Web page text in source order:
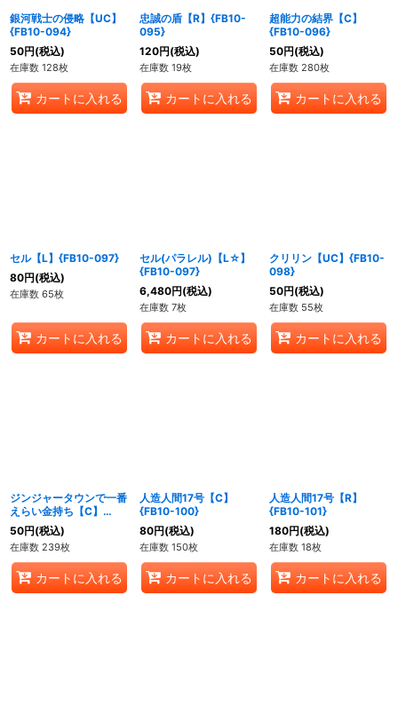
銀河戦士の侵略【UC】
{FB10-094}
50円(税込)
在庫数 128枚
カートに入れる
忠誠の盾【R】{FB10-
095}
120円(税込)
在庫数 19枚
カートに入れる
超能力の結界【C】
{FB10-096}
50円(税込)
在庫数 280枚
カートに入れる
セル【L】{FB10-097}
80円(税込)
在庫数 65枚
カートに入れる
セル(パラレル)【L☆】
{FB10-097}
6,480円(税込)
在庫数 7枚
カートに入れる
クリリン【UC】{FB10-
098}
50円(税込)
在庫数 55枚
カートに入れる
ジンジャータウンで一番
えらい金持ち【C】
{FB10-099}
50円(税込)
在庫数 239枚
カートに入れる
人造人間17号【C】
{FB10-100}
80円(税込)
在庫数 150枚
カートに入れる
人造人間17号【R】
{FB10-101}
180円(税込)
在庫数 18枚
カートに入れる